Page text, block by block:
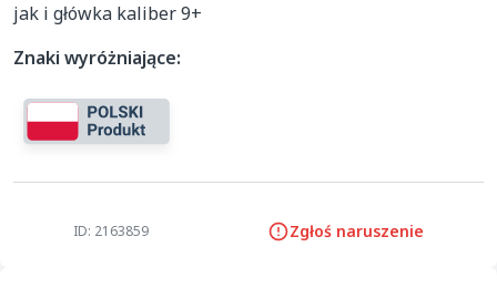
jak i główka kaliber 9+
Znaki wyróżniające:
ID: 2163859 Zgłoś naruszenie